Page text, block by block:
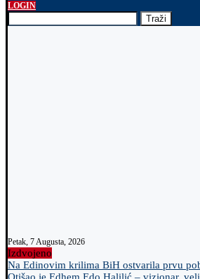
LOGIN
Traži
Petak, 7 Augusta, 2026
Izdvojeno
Na Edinovim krilima BiH ostvarila prvu